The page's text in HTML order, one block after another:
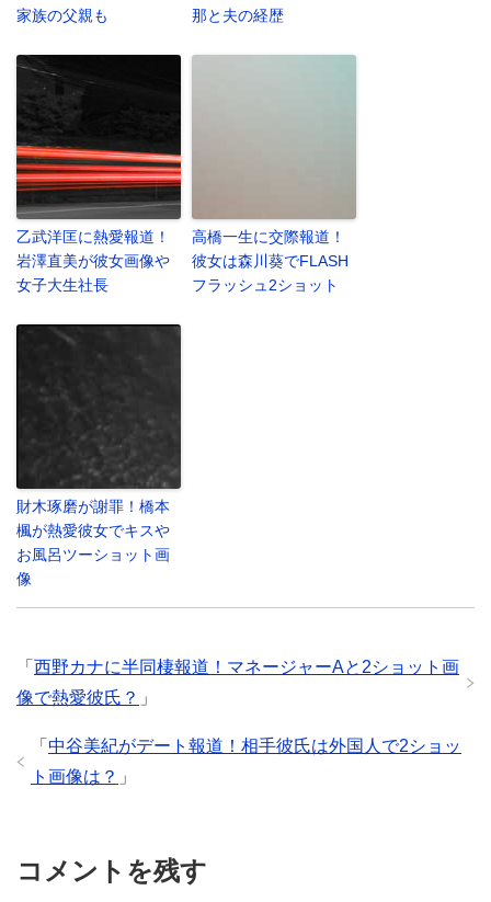
家族の父親も
那と夫の経歴
乙武洋匡に熱愛報道！
岩澤直美が彼女画像や
女子大生社長
高橋一生に交際報道！
彼女は森川葵でFLASH
フラッシュ2ショット
財木琢磨が謝罪！橋本
楓が熱愛彼女でキスや
お風呂ツーショット画
像
「 西野カナに半同棲報道！マネージャーAと2ショット画
像で熱愛彼氏？ 」
「 中谷美紀がデート報道！相手彼氏は外国人で2ショッ
ト画像は？ 」
コメントを残す